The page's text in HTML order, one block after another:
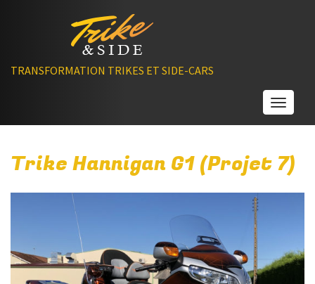
TRANSFORMATION TRIKES ET SIDE-CARS
Trike Hannigan G1 (Projet 7)